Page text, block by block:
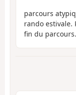
parcours
rando estivale.
fin du parcours.